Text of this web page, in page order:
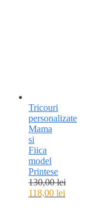
Tricouri
personalizate
Mama
si
Fiica
model
Printese
130,00lei
118,00 lei